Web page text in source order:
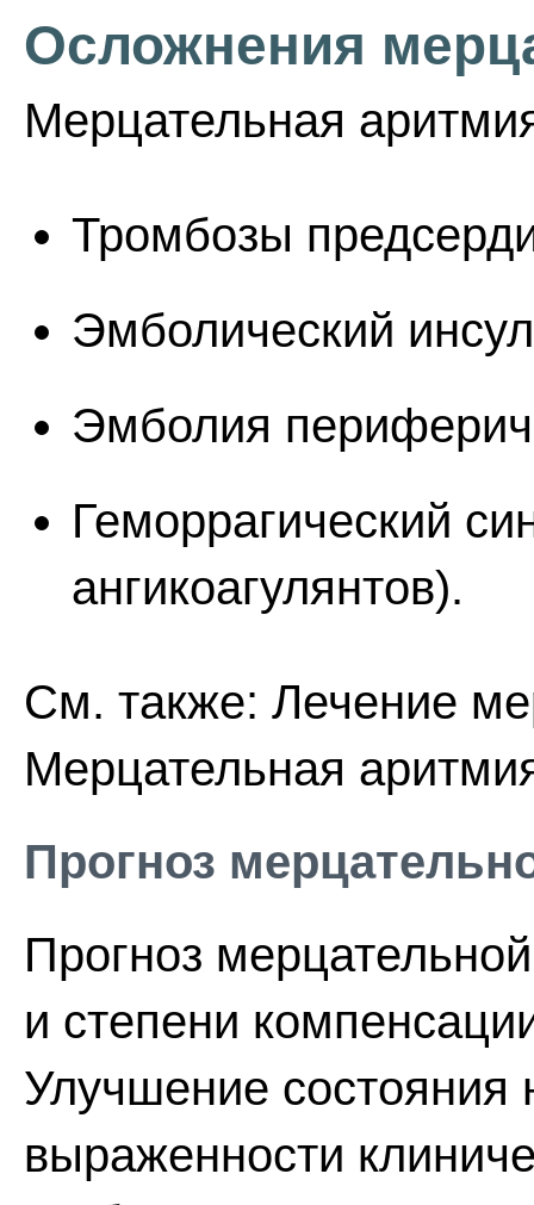
Осложнения
Мерцательная
Тромбозы
Эмболический
Эмболия
Геморрагический
ангикоагулянтов).
См. также: Лечение
Мерцательная
Прогноз
Прогноз
и степени
Улучшение состояния
выраженности